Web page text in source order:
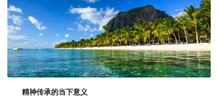
精神传承的当下意义